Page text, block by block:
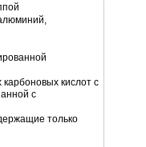
кислот с
с
только